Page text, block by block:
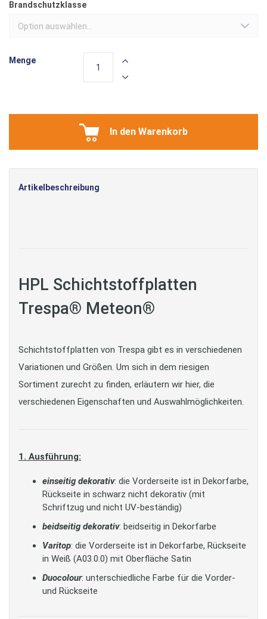
Brandschutzklasse
Option auswählen...
Menge
In den Warenkorb
Artikelbeschreibung
HPL Schichtstoffplatten
Trespa® Meteon®
Schichtstoffplatten von Trespa gibt es in verschiedenen
Variationen und Größen. Um sich in dem riesigen
Sortiment zurecht zu finden, erläutern wir hier, die
verschiedenen Eigenschaften und Auswahlmöglichkeiten.
1. Ausführung:
einseitig dekorativ: die Vorderseite ist in Dekorfarbe,
Rückseite in schwarz nicht dekorativ (mit
Schriftzug und nicht UV-beständig)
beidseitig dekorativ: beidseitig in Dekorfarbe
Varitop: die Vorderseite ist in Dekorfarbe, Rückseite
in Weiß (A03.0.0) mit Oberfläche Satin
Duocolour: unterschiedliche Farbe für die Vorder-
und Rückseite